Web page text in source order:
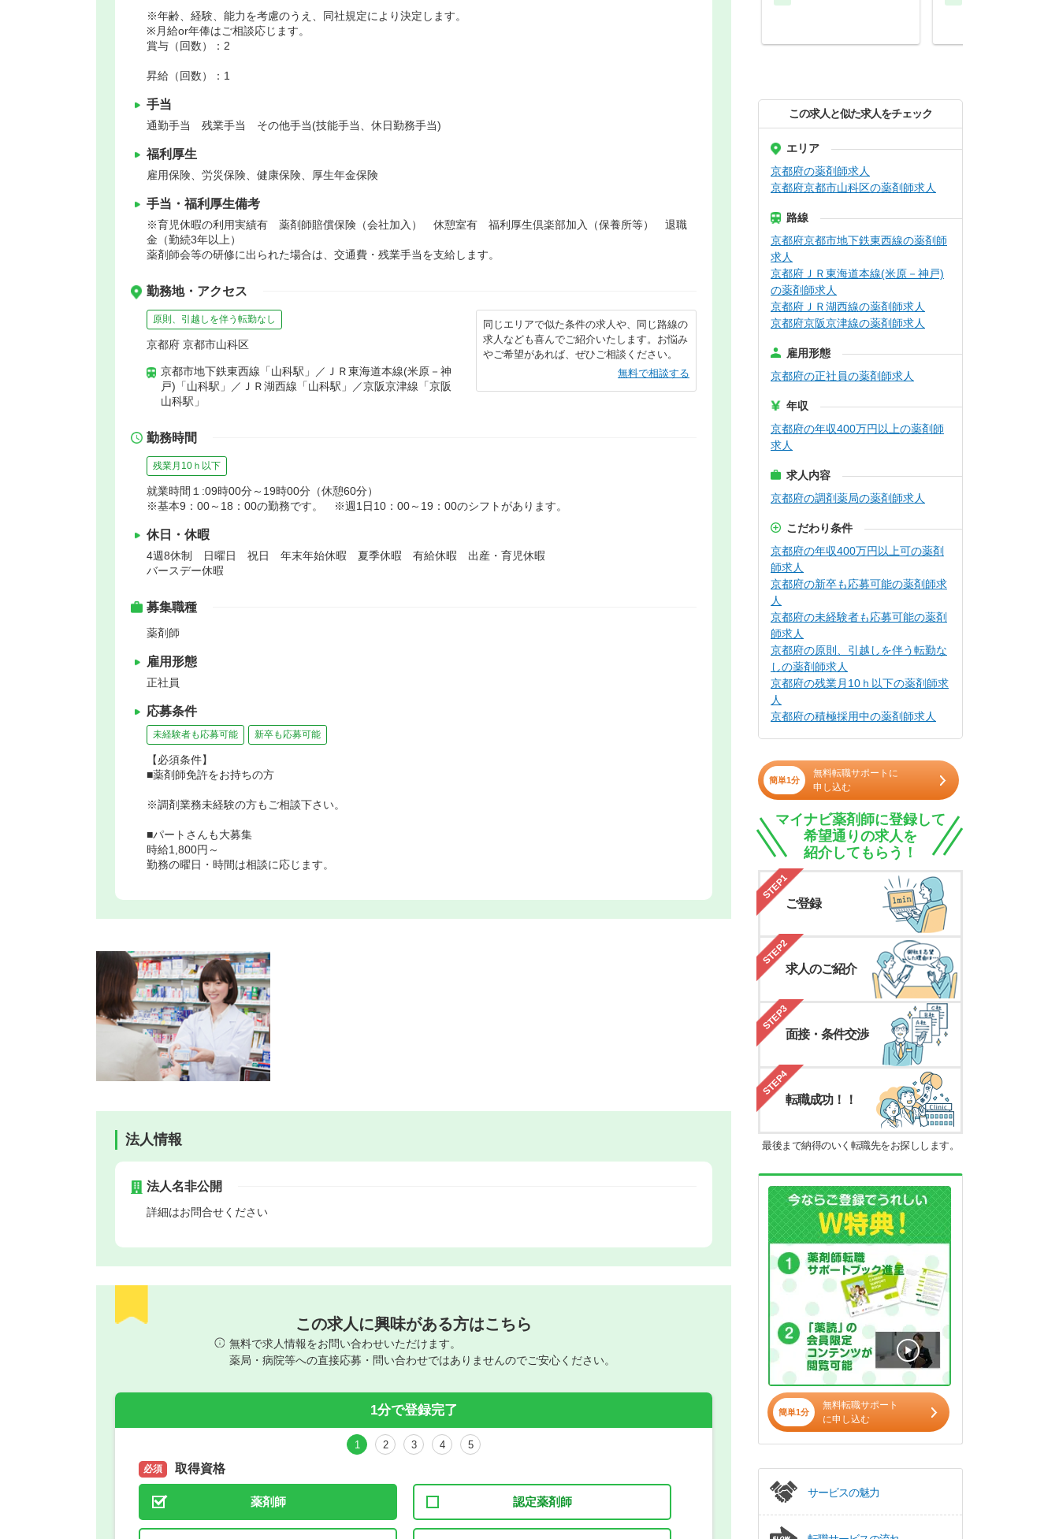
※年齢、経験、能力を考慮のうえ、同社規定により決定します。
※月給or年俸はご相談応じます。
賞与（回数）：2
昇給（回数）：1
手当
通勤手当 残業手当 その他手当(技能手当、休日勤務手当)
福利厚生
雇用保険、労災保険、健康保険、厚生年金保険
手当・福利厚生備考
※育児休暇の利用実績有 薬剤師賠償保険（会社加入） 休憩室有 福利厚生倶楽部加入（保養所等） 退職
金（勤続3年以上）
薬剤師会等の研修に出られた場合は、交通費・残業手当を支給します。
勤務地・アクセス
原則、引越しを伴う転勤なし
京都府 京都市山科区
京都市地下鉄東西線「山科駅」／ＪＲ東海道本線(米原－神
戸)「山科駅」／ＪＲ湖西線「山科駅」／京阪京津線「京阪
山科駅」
同じエリアで似た条件の求人や、同じ路線の
求人なども喜んでご紹介いたします。お悩み
やご希望があれば、ぜひご相談ください。
無料で相談する
勤務時間
残業月10ｈ以下
就業時間１:09時00分～19時00分（休憩60分）
※基本9：00～18：00の勤務です。 ※週1日10：00～19：00のシフトがあります。
休日・休暇
4週8休制 日曜日 祝日 年末年始休暇 夏季休暇 有給休暇 出産・育児休暇
バースデー休暇
募集職種
薬剤師
雇用形態
正社員
応募条件
未経験者も応募可能 新卒も応募可能
【必須条件】
■薬剤師免許をお持ちの方
※調剤業務未経験の方もご相談下さい。
■パートさんも大募集
時給1,800円～
勤務の曜日・時間は相談に応じます。
法人情報
法人名非公開
詳細はお問合せください
この求人に興味がある方はこちら
無料で求人情報をお問い合わせいただけます。
薬局・病院等への直接応募・問い合わせではありませんのでご安心ください。
1分で登録完了
1 2 3 4 5
必須 取得資格
薬剤師 認定薬剤師
必須 希望の働き方
正社員
この求人と似た求人をチェック
エリア
京都府の薬剤師求人
京都府京都市山科区の薬剤師求人
路線
京都府京都市地下鉄東西線の薬剤師
求人
京都府ＪＲ東海道本線(米原－神戸)
の薬剤師求人
京都府ＪＲ湖西線の薬剤師求人
京都府京阪京津線の薬剤師求人
雇用形態
京都府の正社員の薬剤師求人
年収
京都府の年収400万円以上の薬剤師
求人
求人内容
京都府の調剤薬局の薬剤師求人
こだわり条件
京都府の年収400万円以上可の薬剤
師求人
京都府の新卒も応募可能の薬剤師求
人
京都府の未経験者も応募可能の薬剤
師求人
京都府の原則、引越しを伴う転勤な
しの薬剤師求人
京都府の残業月10ｈ以下の薬剤師求
人
京都府の積極採用中の薬剤師求人
簡単1分
無料転職サポートに
申し込む
マイナビ薬剤師に登録して
希望通りの求人を
紹介してもらう！
STEP1
ご登録
STEP2
求人のご紹介
STEP3
面接・条件交渉
STEP4
転職成功！！
最後まで納得のいく転職先をお探しします。
簡単1分
無料転職サポート
に申し込む
サービスの魅力